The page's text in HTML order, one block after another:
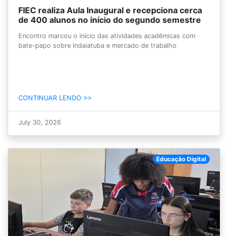
FIEC realiza Aula Inaugural e recepciona cerca
de 400 alunos no início do segundo semestre
Encontro marcou o início das atividades acadêmicas com
bate-papo sobre Indaiatuba e mercado de trabalho
CONTINUAR LENDO >>
July 30, 2026
Educação Digital